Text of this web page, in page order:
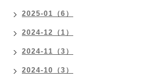
2025-01（6）
2024-12（1）
2024-11（3）
2024-10（3）